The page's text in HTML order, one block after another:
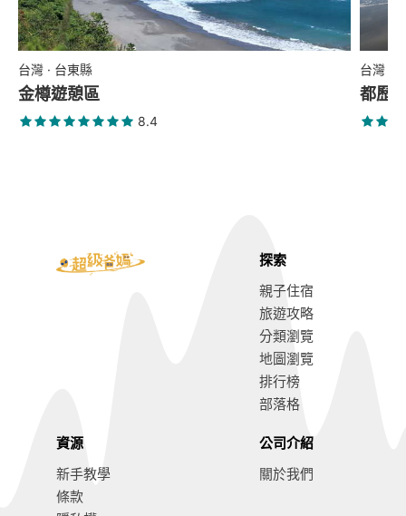
台灣 · 台東縣
金樽遊憩區
8.4
台灣 ·
都歷
探索
親子住宿
旅遊攻略
分類瀏覽
地圖瀏覽
排行榜
部落格
資源
新手教學
條款
公司介紹
關於我們